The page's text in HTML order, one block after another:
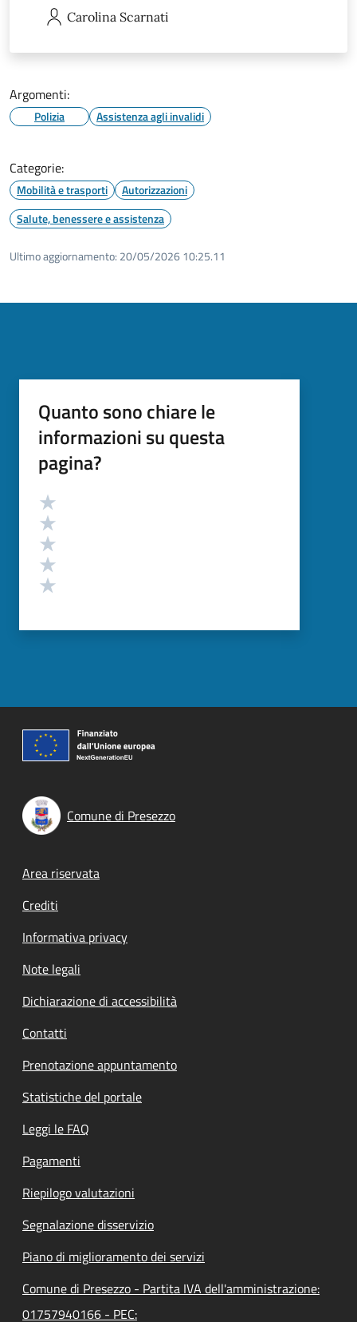
Carolina Scarnati
Argomenti:
Polizia Assistenza agli invalidi
Categorie:
Mobilità e trasporti
Autorizzazioni
Salute, benessere e assistenza
Ultimo aggiornamento: 20/05/2026 10:25.11
Quanto sono chiare le
informazioni su questa
pagina?
Valutazione
Comune di Presezzo
Footer menu
Area riservata
Crediti
Informativa privacy
Note legali
Dichiarazione di accessibilità
Contatti
Prenotazione appuntamento
Statistiche del portale
Leggi le FAQ
Pagamenti
Riepilogo valutazioni
Segnalazione disservizio
Piano di miglioramento dei servizi
Comune di Presezzo - Partita IVA dell'amministrazione:
01757940166 - PEC: